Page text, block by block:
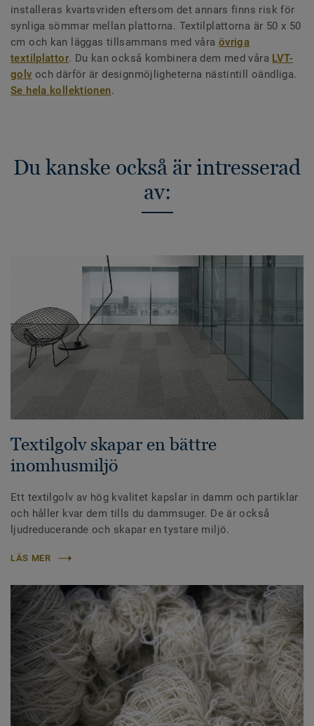
installeras kvartsvriden eftersom det annars finns risk för
synliga sömmar mellan plattorna. Textilplattorna är 50 x 50
cm och kan läggas tillsammans med våra övriga
textilplattor. Du kan också kombinera dem med våra LVT-
golv och därför är designmöjligheterna nästintill oändliga.
Se hela kollektionen.
Du kanske också är intresserad
av:
Textilgolv skapar en bättre
inomhusmiljö
Ett textilgolv av hög kvalitet kapslar in damm och partiklar
och håller kvar dem tills du dammsuger. De är också
ljudreducerande och skapar en tystare miljö.
LÄS MER